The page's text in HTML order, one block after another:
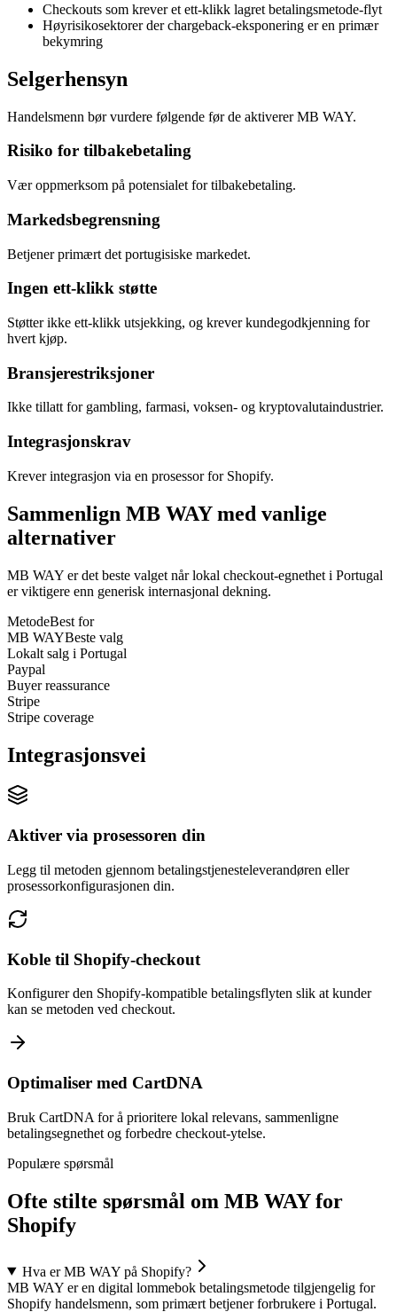
Checkouts som krever et ett-klikk lagret betalingsmetode-flyt
Høyrisikosektorer der chargeback-eksponering er en primær
bekymring
Selgerhensyn
Handelsmenn bør vurdere følgende før de aktiverer MB WAY.
Risiko for tilbakebetaling
Vær oppmerksom på potensialet for tilbakebetaling.
Markedsbegrensning
Betjener primært det portugisiske markedet.
Ingen ett-klikk støtte
Støtter ikke ett-klikk utsjekking, og krever kundegodkjenning for
hvert kjøp.
Bransjerestriksjoner
Ikke tillatt for gambling, farmasi, voksen- og kryptovalutaindustrier.
Integrasjonskrav
Krever integrasjon via en prosessor for Shopify.
Sammenlign MB WAY med vanlige
alternativer
MB WAY er det beste valget når lokal checkout-egnethet i Portugal
er viktigere enn generisk internasjonal dekning.
MetodeBest for
MB WAYBeste valg
Lokalt salg i Portugal
Paypal
Buyer reassurance
Stripe
Stripe coverage
Integrasjonsvei
Aktiver via prosessoren din
Legg til metoden gjennom betalingstjenesteleverandøren eller
prosessorkonfigurasjonen din.
Koble til Shopify-checkout
Konfigurer den Shopify-kompatible betalingsflyten slik at kunder
kan se metoden ved checkout.
Optimaliser med CartDNA
Bruk CartDNA for å prioritere lokal relevans, sammenligne
betalingsegnethet og forbedre checkout-ytelse.
Populære spørsmål
Ofte stilte spørsmål om MB WAY for
Shopify
Hva er MB WAY på Shopify?
MB WAY er en digital lommebok betalingsmetode tilgjengelig for
Shopify handelsmenn, som primært betjener forbrukere i Portugal.